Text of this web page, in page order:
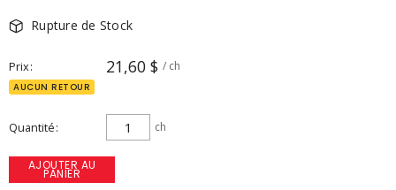
Rupture de Stock
Prix 21,60 $ / ch
AUCUN RETOUR
Quantité ch
AJOUTER AU
PANIER